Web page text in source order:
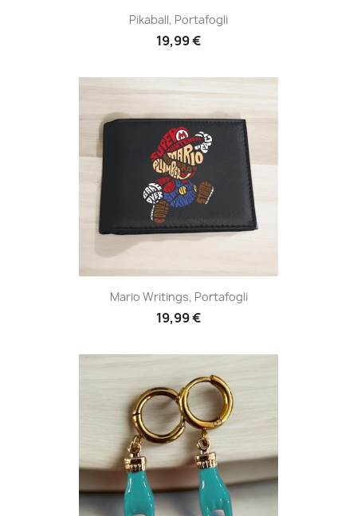
Pikaball, Portafogli
19,99 €
Mario Writings, Portafogli
19,99 €